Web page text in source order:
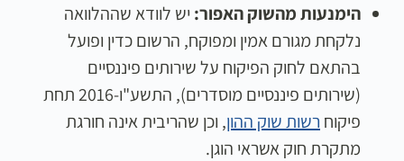
הימנעות מהשוק האפור: יש לוודא שההלוואה
נלקחת מגורם אמין ומפוקח, הרשום כדין ופועל
בהתאם לחוק הפיקוח על שירותים פיננסיים
(שירותים פיננסיים מוסדרים), התשע"ו-2016 תחת
פיקוח רשות שוק ההון, וכן שהריבית אינה חורגת
מתקרת חוק אשראי הוגן.